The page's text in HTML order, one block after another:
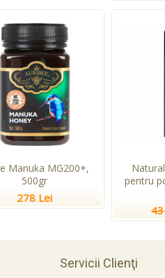
Manuka MG200+,
500gr
278 Lei
pentru
Servicii Clienţi